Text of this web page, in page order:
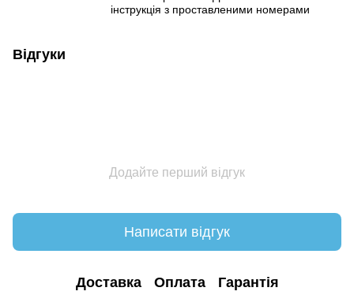
інструкція з проставленими номерами
Відгуки
Додайте перший відгук
Написати відгук
Доставка Оплата Гарантія